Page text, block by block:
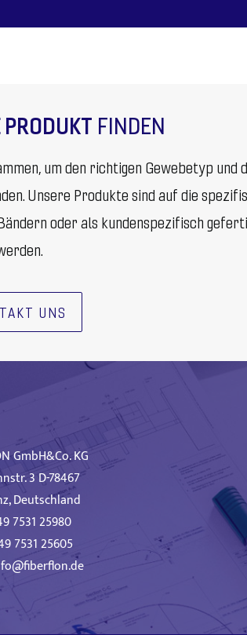
FINDEN
um den richtigen Gewebetyp
Unsere Produkte sind auf die
oder als kundenspezifisch
UNS
GmbH&Co. KG
3 D-78467
Deutschland
7531 25980
7531 25605